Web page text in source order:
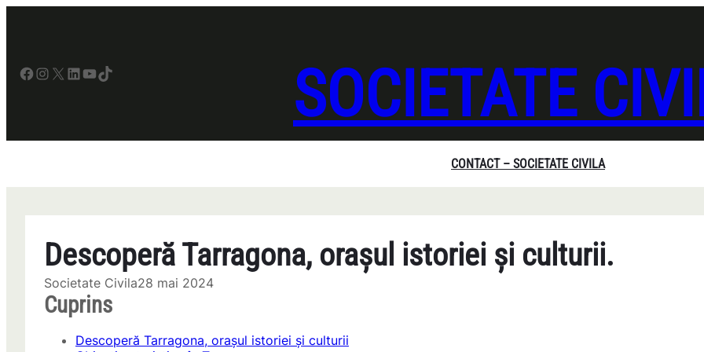
Facebook InstagramX LinkedIn YouTube TikTok SOCIETATE
CONTACT – SOCIETATE CIVILA
Descoperă Tarragona, orașul istoriei și culturii.
Societate Civila28 mai 2024
Cuprins
Descoperă Tarragona, orașul istoriei și culturii